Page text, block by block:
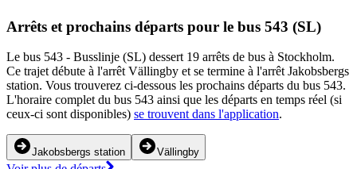
Arrêts et prochains départs pour le bus 543 (SL)
Le bus 543 - Busslinje (SL) dessert 19 arrêts de bus à Stockholm.
Ce trajet débute à l'arrêt Vällingby et se termine à l'arrêt Jakobsbergs
station. Vous trouverez ci-dessous les prochains départs du bus 543.
L'horaire complet du bus 543 ainsi que les départs en temps réel (si
ceux-ci sont disponibles) se trouvent dans l'application.
Jakobsbergs station Vällingby